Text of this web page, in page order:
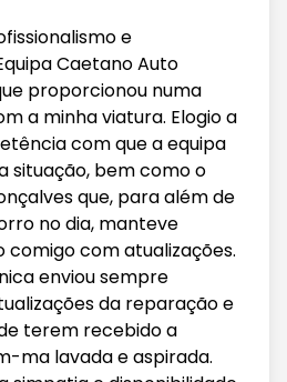
e
Caetano Auto
proporcionou numa
a minha viatura. Elogio a
com que a equipa
situação, bem como o
que, para além de
no dia, manteve
com atualizações.
enviou sempre
da reparação e
terem recebido a
ma lavada e aspirada.